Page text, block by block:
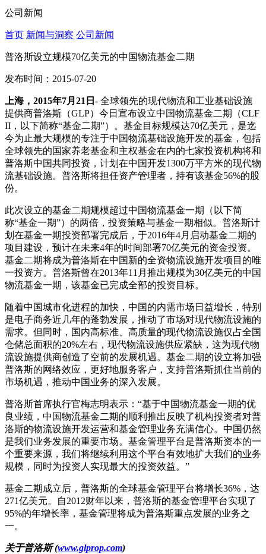
公司新闻
首页 新闻与洞察 公司新闻
普洛斯设立规模70亿美元的中国物流基金二期
发布时间：2015-07-20
上海， 2015年7月 21 日 - 全球领先的现代物流和工业基础设施
提供商普洛斯（GLP）今日宣布设立中国物流基金二期（CLF
II，以下简称“基金二期”）。基金目标规模达70亿美元，是迄
今为止最大规模的专注于中国物流基础设施开发的基金，包括
全球领先的国家养老基金和主权基金在内的七家投资机构将和
普洛斯中国共同投资，计划在中国开发1300万平方米的现代物
流基础设施。普洛斯将担任资产管理者，持有该基金56%的股
份。
此次设立的基金二期规模超过中国物流基金一期（以下简
称“基金一期”）的两倍，投资策略与基金一期相似。普洛斯计
划在基金一期投资部署完成后，于2016年4月启动基金二期的
项目建设，预计在未来4年的时间部署70亿美元的资金投资。
基金二期将成为普洛斯在中国新的全资物流设施开发项目的唯
一投资方。普洛斯曾在2013年11月推出规模为30亿美元的中国
物流基金一期，该基金已完成全部的投资目标。
随着中国城市化进程的加快，中国的内需市场日益增长，特别
是电子商务近几年的蓬勃发展，推动了市场对现代物流设施的
需求。但同时，国内高标准、高质量的现代物流设施仅占全国
仓储总面积的20%左右，现代物流设施供应紧缺，这为现代物
流设施提供商创造了空前的发展机遇。基金二期的设立将加强
普洛斯的网络效应，更好地服务客户，支持普洛斯抓住当前的
市场机遇，推动中国业务的深入发展。
普洛斯首席执行官梅志明表示：“基于中国物流基金一期的优
良业绩，中国物流基金二期的顺利推出反映了机构投资者对普
洛斯的物流设施开发运营和基金管理业务充满信心。中国仍然
是我们业务发展的重要市场。基金管理平台是普洛斯资本的一
个重要来源，我们将继续利用这个平台有效地扩大我们的业务
规模，同时为投资人实现最大的投资效益。”
基金二期成立后，普洛斯的全球基金管理平台将增长36%，达
271亿美元。自2012财年以来，普洛斯的基金管理平台实现了
95%的年增长率，基金管理将成为普洛斯重点发展的业务之
一。
关于普洛斯(www.glprop.com)